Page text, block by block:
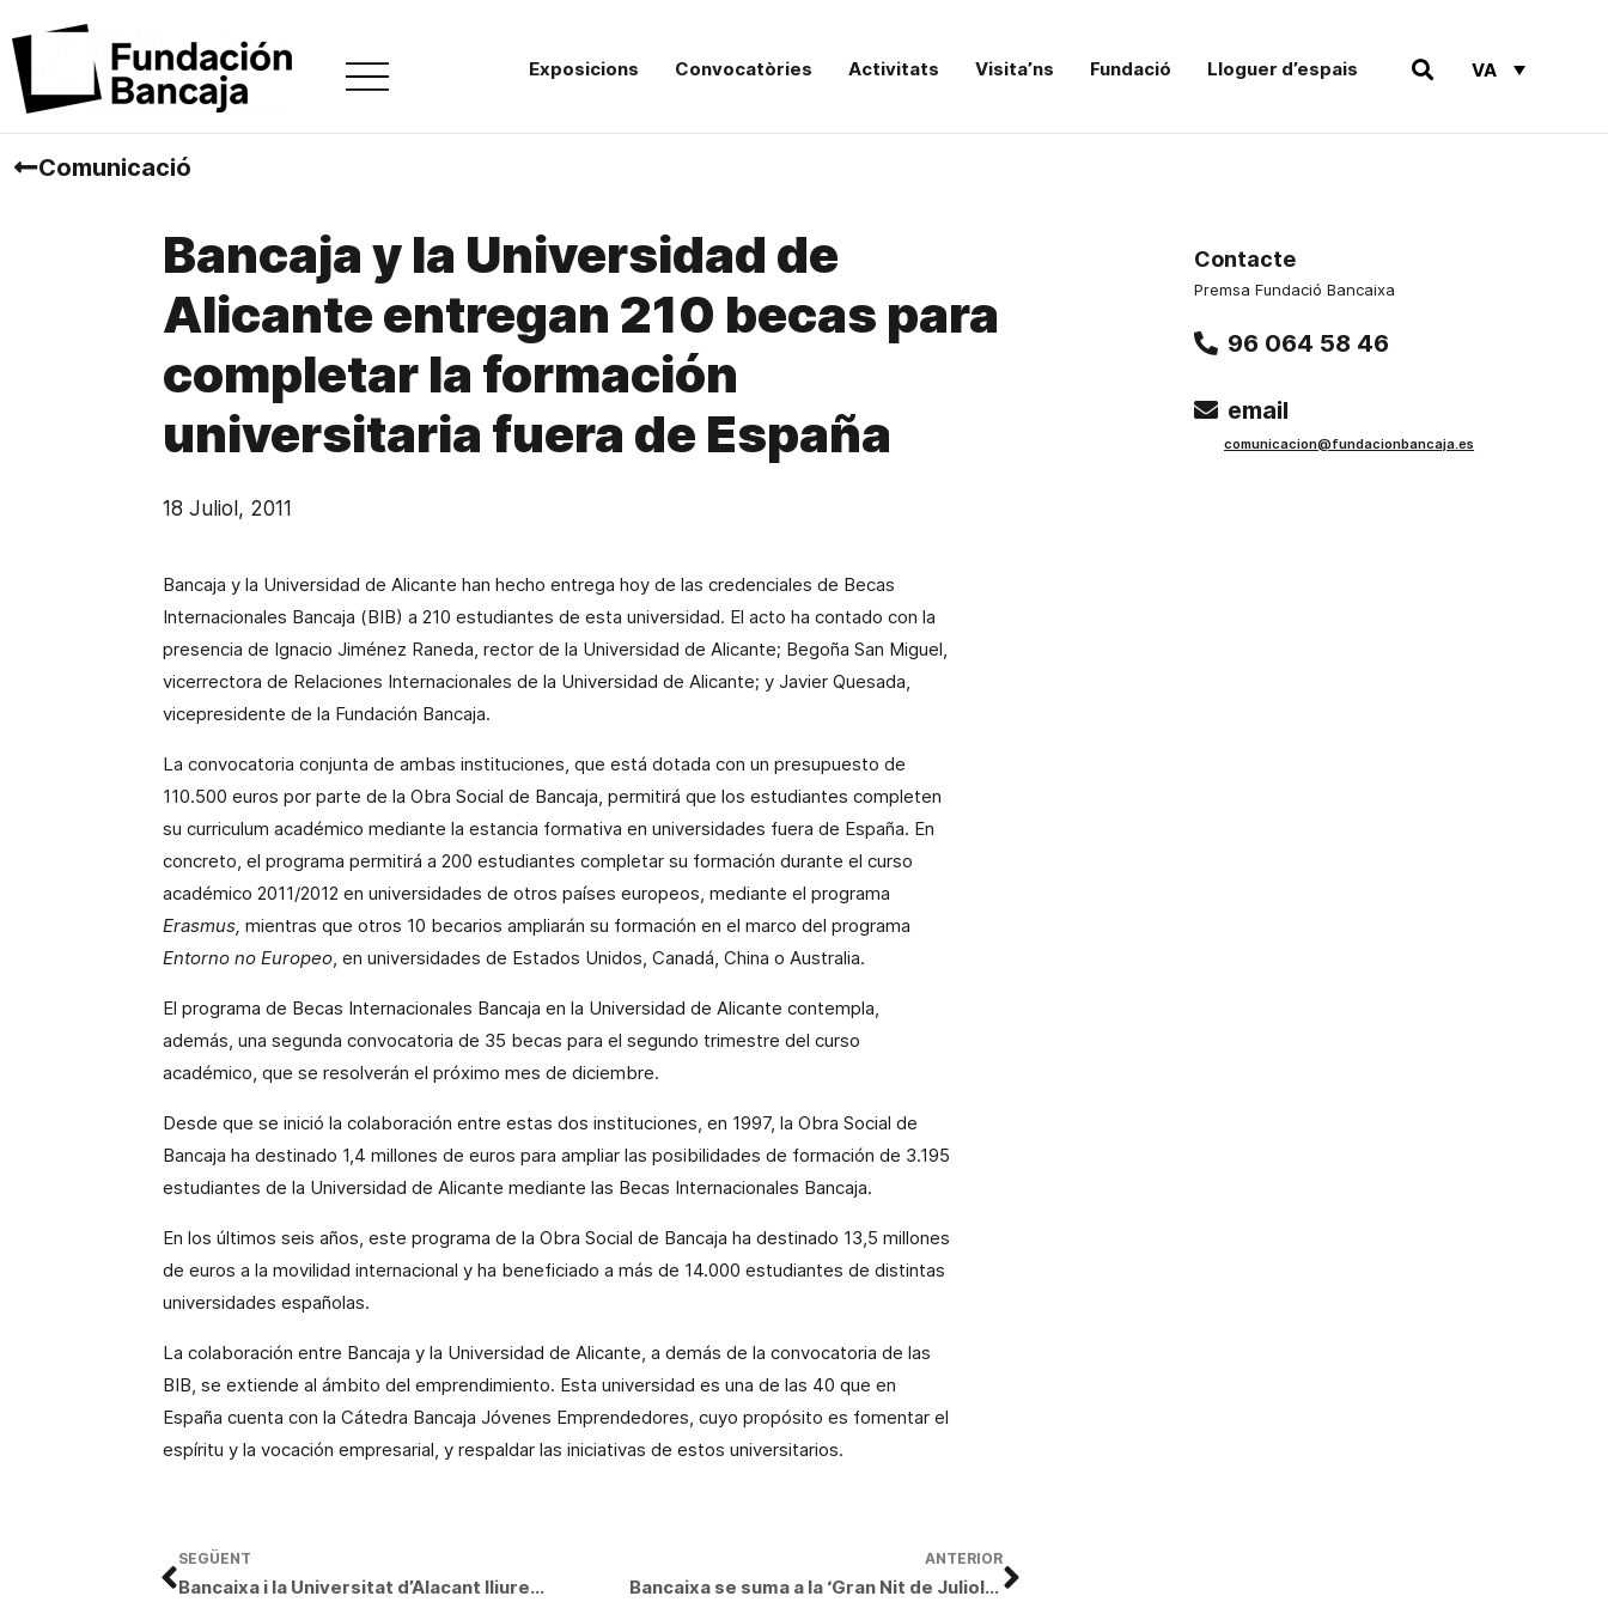
Exposicions Convocatòries Activitats Visita’ns Fundació Lloguer d’espais VA
Comunicació
Bancaja y la Universidad de
Alicante entregan 210 becas para
completar la formación
universitaria fuera de España
18 Juliol, 2011
Bancaja y la Universidad de Alicante han hecho entrega hoy de las credenciales de Becas
Internacionales Bancaja (BIB) a 210 estudiantes de esta universidad. El acto ha contado con la
presencia de Ignacio Jiménez Raneda, rector de la Universidad de Alicante; Begoña San Miguel,
vicerrectora de Relaciones Internacionales de la Universidad de Alicante; y Javier Quesada,
vicepresidente de la Fundación Bancaja.
La convocatoria conjunta de ambas instituciones, que está dotada con un presupuesto de
110.500 euros por parte de la Obra Social de Bancaja, permitirá que los estudiantes completen
su curriculum académico mediante la estancia formativa en universidades fuera de España. En
concreto, el programa permitirá a 200 estudiantes completar su formación durante el curso
académico 2011/2012 en universidades de otros países europeos, mediante el programa
Erasmus, mientras que otros 10 becarios ampliarán su formación en el marco del programa
Entorno no Europeo, en universidades de Estados Unidos, Canadá, China o Australia.
El programa de Becas Internacionales Bancaja en la Universidad de Alicante contempla,
además, una segunda convocatoria de 35 becas para el segundo trimestre del curso
académico, que se resolverán el próximo mes de diciembre.
Desde que se inició la colaboración entre estas dos instituciones, en 1997, la Obra Social de
Bancaja ha destinado 1,4 millones de euros para ampliar las posibilidades de formación de 3.195
estudiantes de la Universidad de Alicante mediante las Becas Internacionales Bancaja.
En los últimos seis años, este programa de la Obra Social de Bancaja ha destinado 13,5 millones
de euros a la movilidad internacional y ha beneficiado a más de 14.000 estudiantes de distintas
universidades españolas.
La colaboración entre Bancaja y la Universidad de Alicante, a demás de la convocatoria de las
BIB, se extiende al ámbito del emprendimiento. Esta universidad es una de las 40 que en
España cuenta con la Cátedra Bancaja Jóvenes Emprendedores, cuyo propósito es fomentar el
espíritu y la vocación empresarial, y respaldar las iniciativas de estos universitarios.
ANTERIOR
Bancaixa se suma a la ‘Gran Nit de Juliol’ amb l’obertura de l’exposició Atresorar Espanya fins a les 2 de la matinada
SEGÜENT
Bancaixa i la Universitat d’Alacant lliuren 210 beques per a completar la formació universitària fora d’Espanya
Contacte
Premsa Fundació Bancaixa
96 064 58 46
email
comunicacion@fundacionbancaja.es